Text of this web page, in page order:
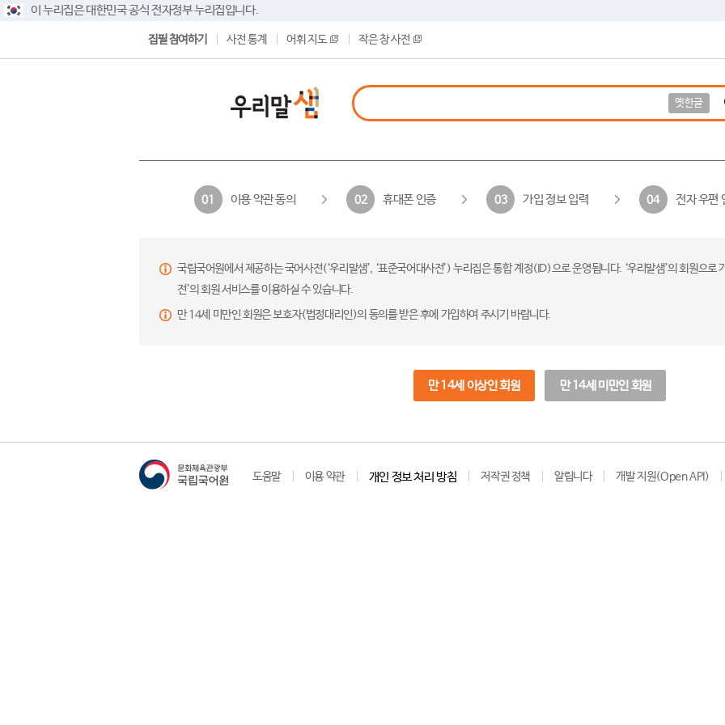
이 누리집은 대한민국 공식 전자정부 누리집입니다.
집필 참여하기 사전 통계 어휘 지도 작은 창 사전
옛한글
01 이용 약관 동의 02 휴대폰 인증 03 가입 정보 입력 04 전자 우편
국립국어원에서 제공하는 국어사전(‘우리말샘’, ‘표준국어대사전’) 누리집은 통합 계정(ID)으로 운영됩니다. ‘우리말샘’의 회원으
전’의 회원 서비스를 이용하실 수 있습니다.
만 14세 미만인 회원은 보호자(법정대리인)의 동의를 받은 후에 가입하여 주시기 바랍니다.
만 14세 이상인 회원 만 14세 미만인 회원
도움말 이용 약관 개인 정보 처리 방침 저작권 정책 알립니다 개발 지원(Open API)